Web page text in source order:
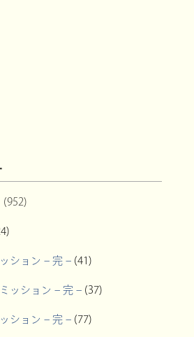
(952)
ション – 完 –(41)
ッション – 完 –(37)
ション – 完 –(77)